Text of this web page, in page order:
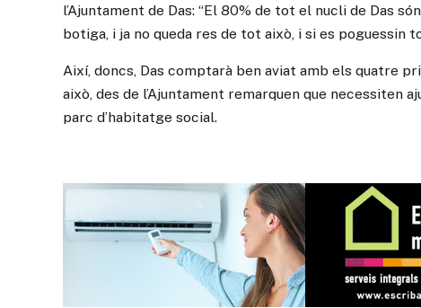
l’Ajuntament de Das: “El 80% de tot el nucli de Das
botiga, i ja no queda res de tot això, i si es poguessin
Així, doncs, Das comptarà ben aviat amb els quatre
això, des de l’Ajuntament remarquen que necessiten
parc d’habitatge social.